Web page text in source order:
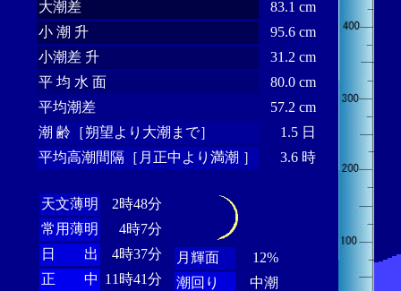
大潮差
83.1 cm
小 潮 升
95.6 cm
小潮差 升
31.2 cm
平 均 水 面
80.0 cm
平均潮差
57.2 cm
潮 齢［朔望より大潮まで］
1.5 日
平均高潮間隔［月正中より満潮 ］
3.6 時
天文薄明
2時48分
常用薄明
4時7分
日 出
4時37分
正 中 11時41分
月輝面
12%
潮回り
中潮